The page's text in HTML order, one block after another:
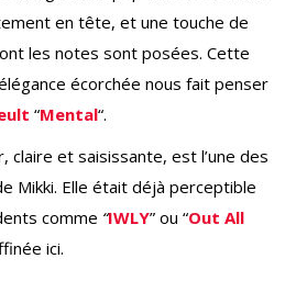
en tête, et une touche de
les notes sont posées. Cette
écorchée nous fait penser
“Mental“.
claire et saisissante, est l’une des
Mikki. Elle était déjà perceptible
comme “IWLY” ou “Out All
ici.